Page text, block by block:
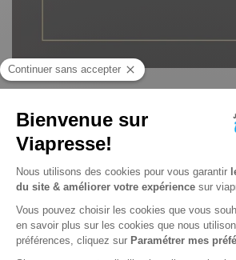
Je choisis un support
Digital
Je choisis une durée